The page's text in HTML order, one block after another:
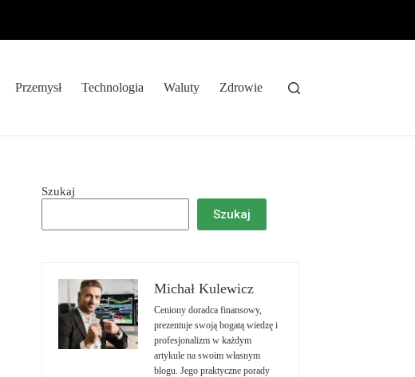
Przemysł Technologia Waluty Zdrowie
Szukaj
Szukaj
Michał Kulewicz
Ceniony doradca finansowy,
prezentuje swoją bogatą wiedzę i
profesjonalizm w każdym
artykule na swoim własnym
blogu. Jego praktyczne porady